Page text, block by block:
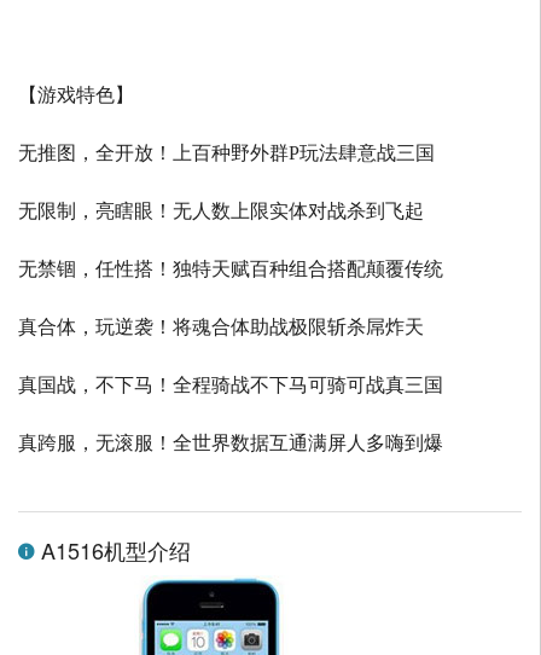
【游戏特色】
无推图，全开放！上百种野外群P玩法肆意战三国
无限制，亮瞎眼！无人数上限实体对战杀到飞起
无禁锢，任性搭！独特天赋百种组合搭配颠覆传统
真合体，玩逆袭！将魂合体助战极限斩杀屌炸天
真国战，不下马！全程骑战不下马可骑可战真三国
真跨服，无滚服！全世界数据互通满屏人多嗨到爆
A1516机型介绍